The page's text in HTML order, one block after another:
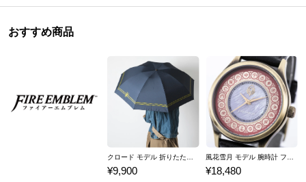
おすすめ商品
¥9,900 ¥18,480